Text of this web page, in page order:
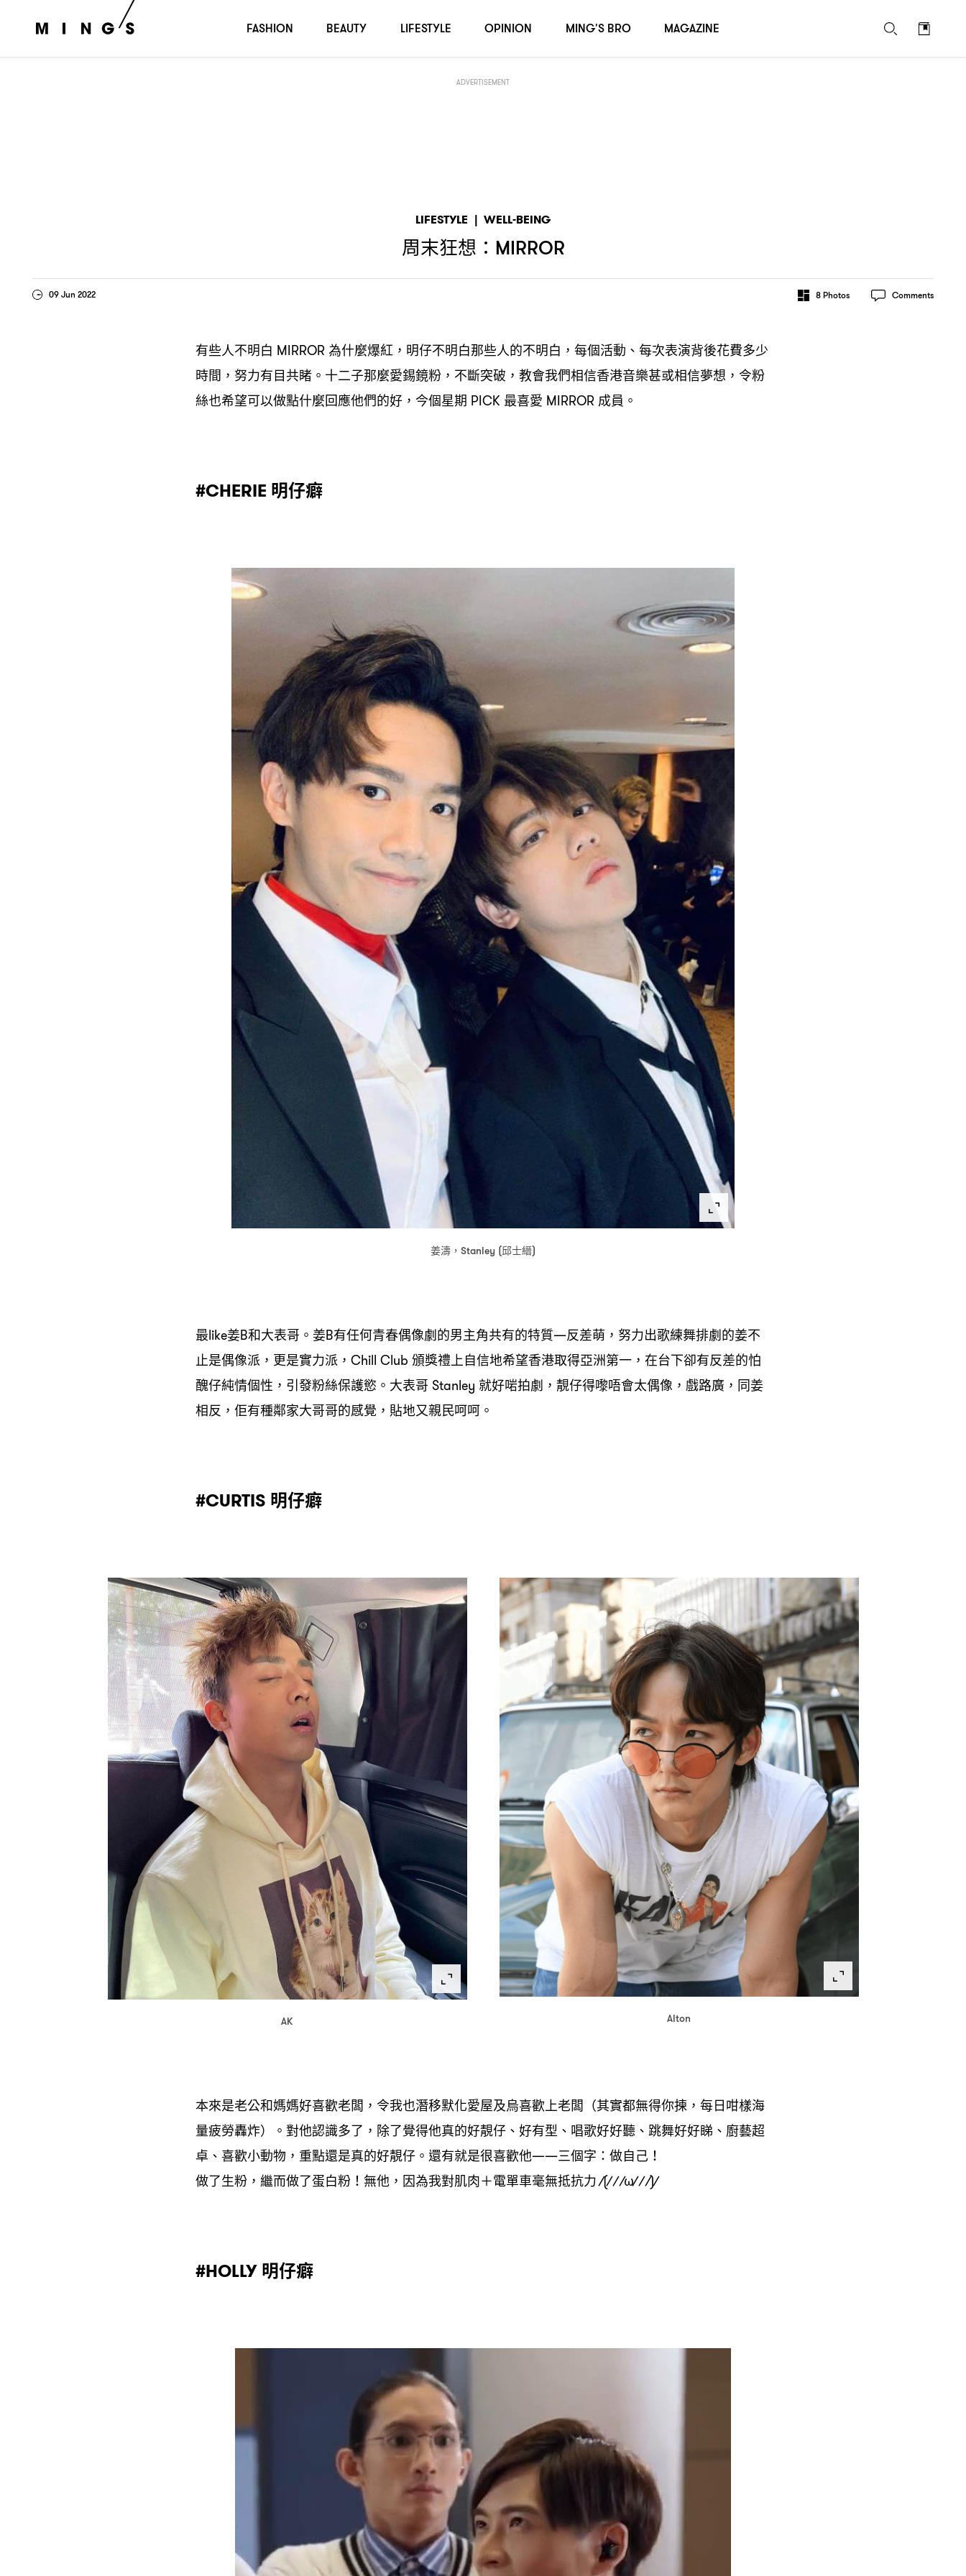
ADVERTISEMENT
LIFESTYLE | WELL-BEING
周末狂想 ：MIRROR
09 Jun 2022 8Photos Comments
有些人不明白 MIRROR為什麼爆紅 ， 明仔不明白那些人的不明白 ， 每個活動、每次表演背後花費多少
時間 ， 努力有目共睹。十二子那麼愛錫鏡粉 ， 不斷突破 ， 教會我們相信香港音樂甚或相信夢想 ， 令粉
絲也希望可以做點什麼回應他們的好 ， 今個星期 PICK 最喜愛 MIRROR 成員。
#CHERIE 明仔癖
姜濤 ，Stanley (邱士縉)
最like姜B和大表哥。姜B有任何青春偶像劇的男主角共有的特質—反差萌 ， 努力出歌練舞排劇的姜不
止是偶像派 ， 更是實力派 ，Chill Club 頒獎禮上自信地希望香港取得亞洲第一 ， 在台下卻有反差的怕
醜仔純情個性 ， 引發粉絲保護慾。大表哥 Stanley 就好啱拍劇 ， 靚仔得嚟唔會太偶像 ， 戲路廣 ， 同姜
相反 ， 佢有種鄰家大哥哥的感覺 ， 貼地又親民呵呵。
#CURTIS 明仔癖
AK Alton
本來是老公和媽媽好喜歡老闆 ， 令我也潛移默化愛屋及烏喜歡上老闆 （其實都無得你揀 ， 每日咁樣海
量疲勞轟炸） 。對他認識多了 ， 除了覺得他真的好靚仔、好有型、唱歌好好聽、跳舞好好睇、廚藝超
卓、喜歡小動物 ， 重點還是真的好靚仔。還有就是很喜歡他——三個字 ： 做自己 ！
做了生粉 ， 繼而做了蛋白粉 ！ 無他 ， 因為我對肌肉＋電單車毫無抵抗力⁄(⁄ ⁄ ⁄ω⁄ ⁄ ⁄)⁄
#HOLLY 明仔癖
FASHION BEAUTY LIFESTYLE OPINION MING'S BRO MAGAZINE
周末狂想：MIRROR